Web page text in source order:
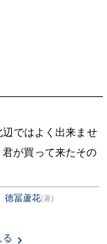
辺ではよく出来ませ
が買って来たその
徳冨蘆花(著)
る